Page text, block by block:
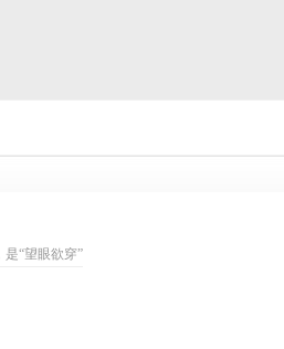
就这样难？...
是“望眼欲穿”